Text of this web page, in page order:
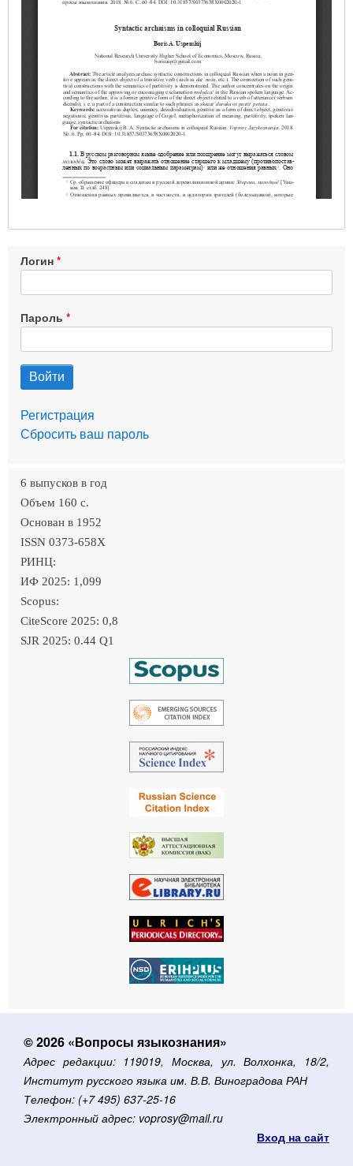
Логин
Пароль
Регистрация
Сбросить ваш пароль
6 выпусков в год
Объем 160 c.
Основан в 1952
ISSN 0373-658X
РИНЦ:
ИФ 2025: 1,099
Scopus:
CiteScore 2025: 0,8
SJR 2025: 0.44 Q1
© 2026 «Вопросы языкознания»
Адрес редакции: 119019, Москва, ул. Волхонка, 18/2,
Институт русского языка им. В.В. Виноградова РАН
Телефон: (+7 495) 637-25-16
Электронный адрес: voprosy@mail.ru
Вход на сайт